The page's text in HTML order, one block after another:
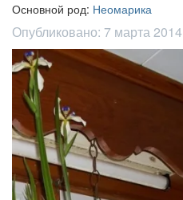
Основной род: Неомарика
Опубликовано: 7 марта 2014